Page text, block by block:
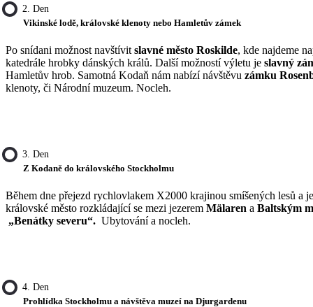
2. Den
Vikinské lodě, královské klenoty nebo Hamletův zámek
Po snídani možnost navštívit slavné město Roskilde, kde najdeme
katedrále hrobky dánských králů. Další možností výletu je slavný
Hamletův hrob. Samotná Kodaň nám nabízí návštěvu zámku
klenoty, či Národní muzeum. Nocleh.
3. Den
Z Kodaně do královského Stockholmu
Během dne přejezd rychlovlakem X2000 krajinou smíšených lesů a
královské město rozkládající se mezi jezerem Mälaren a Baltským
„Benátky severu“. Ubytování a nocleh.
4. Den
Prohlídka Stockholmu a návštěva muzeí na Djurgardenu